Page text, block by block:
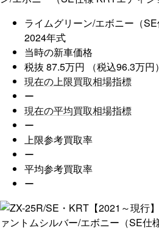
ライムグリーン/エボニー（
2024年式
当時の新車価格
税抜 87.5万円 （税込96.3万円）
現在の上限買取相場指標
ー
現在の平均買取相場指標
ー
上限参考買取率
ー
平均参考買取率
ー